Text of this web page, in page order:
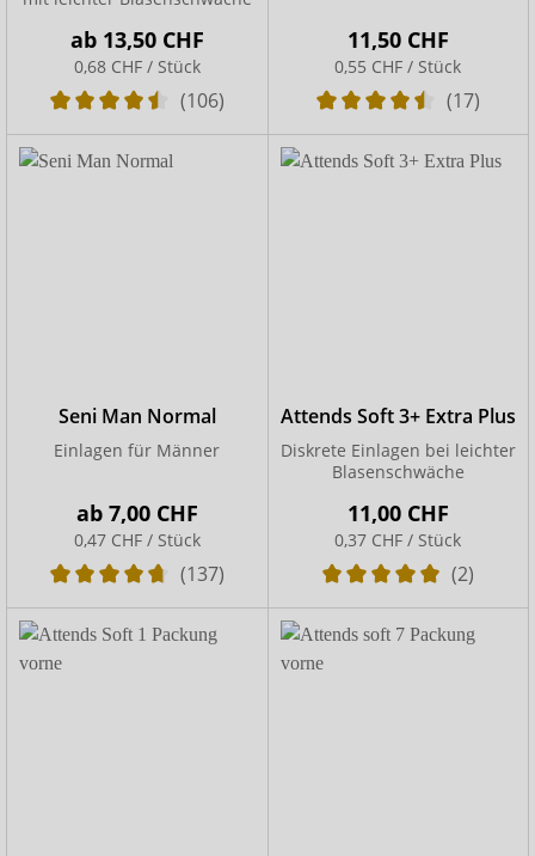
ab 13,50 CHF
0,68 CHF / Stück
(106)
11,50 CHF
0,55 CHF / Stück
(17)
Seni Man Normal
Einlagen für Männer
ab 7,00 CHF
0,47 CHF / Stück
(137)
Attends Soft 3+ Extra Plus
Diskrete Einlagen bei leichter
Blasenschwäche
11,00 CHF
0,37 CHF / Stück
(2)